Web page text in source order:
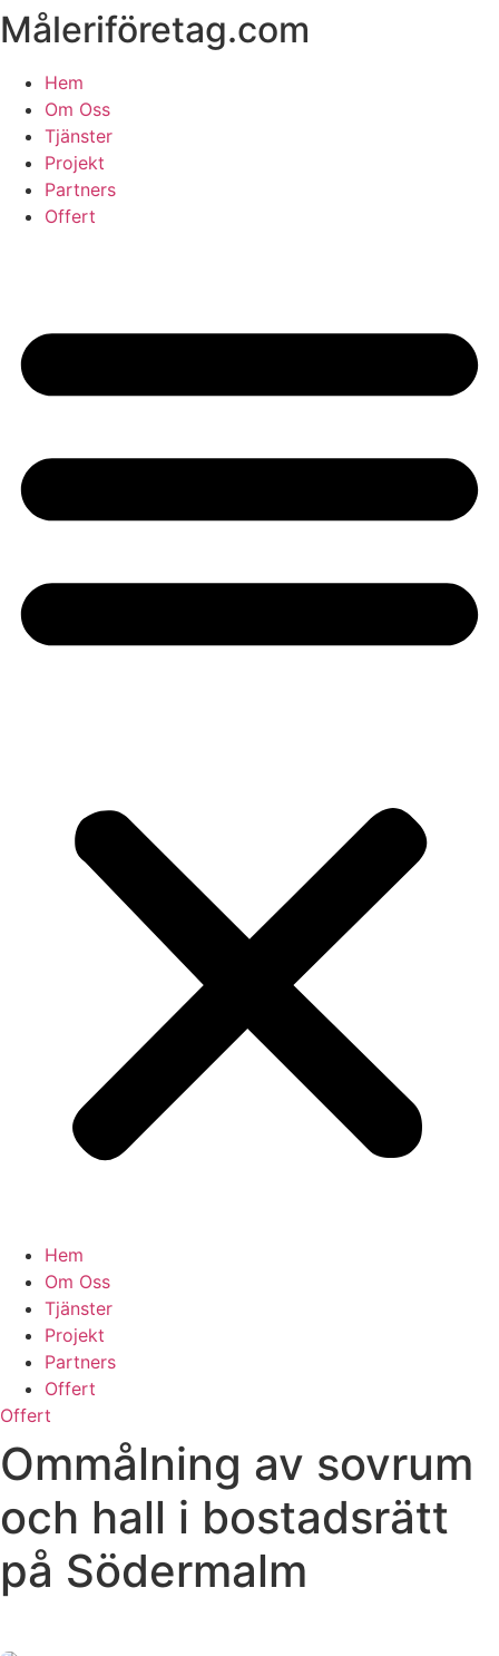
Skip
to
content
Måleriföretag.com
Hem
Om Oss
Tjänster
Projekt
Partners
Offert
Hem
Om Oss
Tjänster
Projekt
Partners
Offert
Offert
Ommålning av sovrum
och hall i bostadsrätt
på Södermalm